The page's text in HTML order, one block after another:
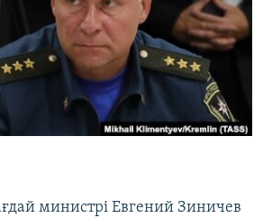
министрі Евгений Зиничев